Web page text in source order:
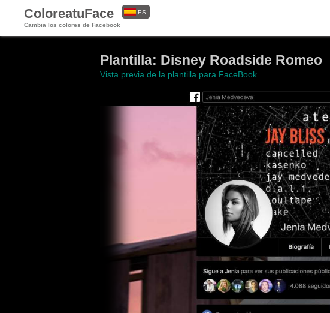
ColoreatuFace
Cambia los colores de Facebook
ES
Plantilla: Disney Roadside Romeo
Vista previa de la plantilla para FaceBook